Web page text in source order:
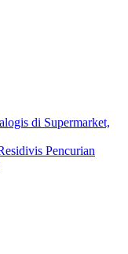
di Supermarket,
Pencurian